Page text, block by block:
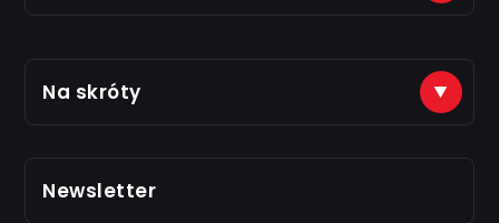
Just7Gym
i "przy zamówieniu powyżej 1000zł
Na skróty
Zarejestruj się
Newsletter